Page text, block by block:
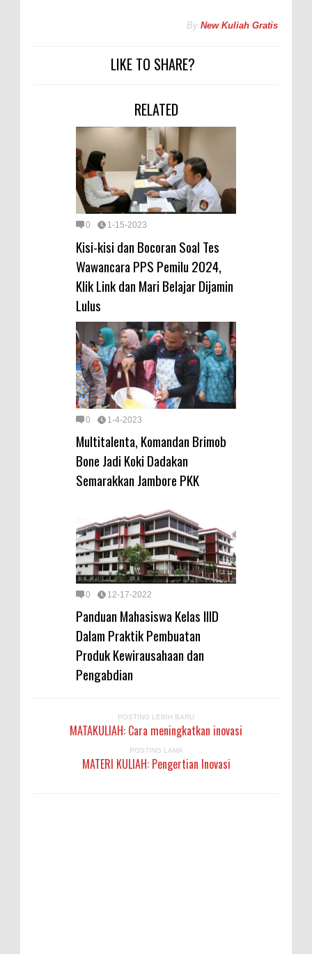
By New Kuliah Gratis
LIKE TO SHARE?
RELATED
0 1-15-2023
Kisi-kisi dan Bocoran Soal Tes
Wawancara PPS Pemilu 2024,
Klik Link dan Mari Belajar Dijamin
Lulus
0 1-4-2023
Multitalenta, Komandan Brimob
Bone Jadi Koki Dadakan
Semarakkan Jambore PKK
0 12-17-2022
Panduan Mahasiswa Kelas IIID
Dalam Praktik Pembuatan
Produk Kewirausahaan dan
Pengabdian
POSTING LEBIH BARU
MATAKULIAH: Cara meningkatkan inovasi
POSTING LAMA
MATERI KULIAH: Pengertian Inovasi